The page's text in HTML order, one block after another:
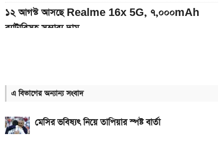
১২ আগস্ট আসছে Realme 16x 5G, ৭,০০০mAh
ব্যাটারিসহ সম্ভাব্য দাম
সরকারি কর্মচারীদের বেতন-গ্রেড নিয়ে নতুন বার্তা
আজকের স্বর্ণের বাজারদর: ০৭ আগস্ট ২০২৬
এসএসসি ও সমমানের ফল কবে জানাল শিক্ষা বোর্ড
এ বিভাগের অন্যান্য সংবাদ
মেসির ভবিষ্যৎ নিয়ে তাপিয়ার স্পষ্ট বার্তা